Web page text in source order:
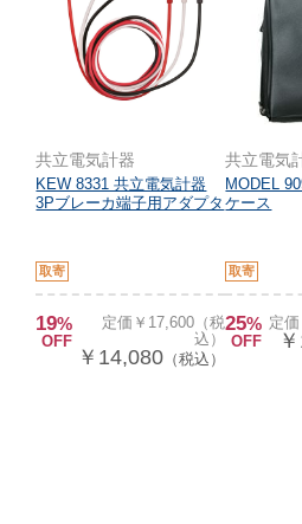
共立電気計器
KEW 8331 共立電気計器
3Pブレーカ端子用アダプタ
取寄
19%
OFF
定価￥17,600（税
込）
￥14,080 （税込）
共立電気
MODEL
ケース
取寄
25%
OFF
定